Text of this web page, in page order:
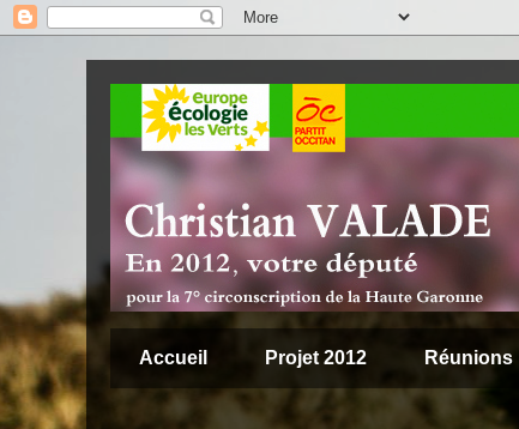
Accueil Projet 2012 Réunions